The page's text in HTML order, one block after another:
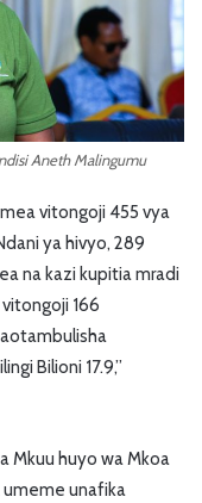
Aneth Malingumu
vitongoji 455 vya
ya hivyo, 289
na kazi kupitia mradi
166
Bilioni 17.9,”
Mkuu huyo wa Mkoa
umeme unafika